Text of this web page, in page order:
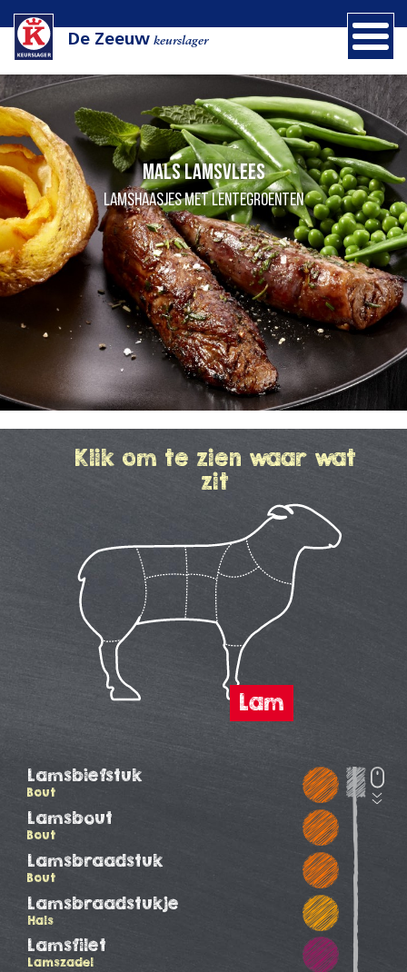
De Zeeuwkeurslager
Mals lamsvlees
Lamshaasjes met lentegroenten
Klik om te zien waar wat
zit
Lamsbiefstuk
Bout
Lamsbout
Bout
Lamsbraadstuk
Bout
Lamsbraadstukje
Hals
Lamsfilet
Lamszadel